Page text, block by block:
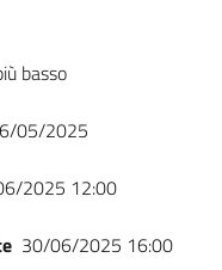
basso
05/2025
2025 12:00
30/06/2025 16:00